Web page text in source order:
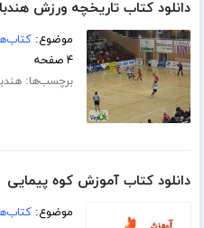
دانلود کتاب تاریخچه ورزش
موضوع:
۴ صفحه
برچسب‌ها:
دانلود کتاب آموزش کوه پیمایی
موضوع: